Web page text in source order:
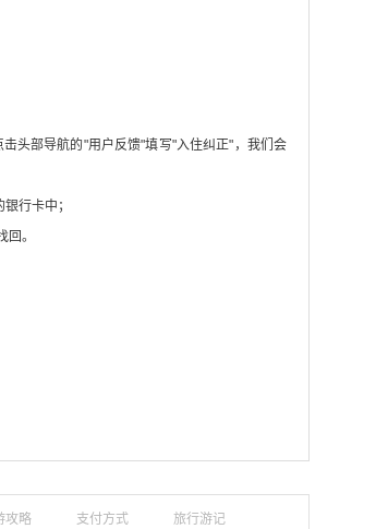
头部导航的"用户反馈"填写"入住纠正"，我们会
行卡中；
。
攻略 支付方式
旅行游记